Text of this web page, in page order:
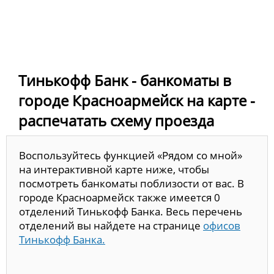
Тинькофф Банк - банкоматы в
городе Красноармейск на карте -
распечатать схему проезда
Воспользуйтесь функцией «Рядом со мной»
на интерактивной карте ниже, чтобы
посмотреть банкоматы поблизости от вас. В
городе Красноармейск также имеется 0
отделений Тинькофф Банка. Весь перечень
отделений вы найдете на странице офисов
Тинькофф Банка.